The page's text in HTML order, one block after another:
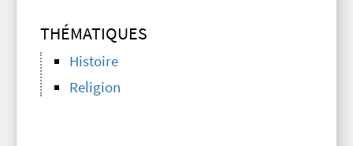
THÉMATIQUES
Histoire
Religion